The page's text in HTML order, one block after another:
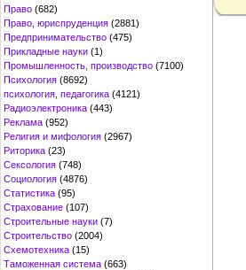
Право (682)
Право, юриспруденция (2881)
Предпринимательство (475)
Прикладные науки (1)
Промышленность, производство (7100)
Психология (8692)
психология, педагогика (4121)
Радиоэлектроника (443)
Реклама (952)
Религия и мифология (2967)
Риторика (23)
Сексология (748)
Социология (4876)
Статистика (95)
Страхование (107)
Строительные науки (7)
Строительство (2004)
Схемотехника (15)
Таможенная система (663)